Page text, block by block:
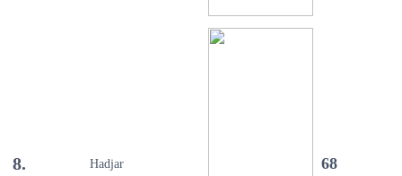
8. Hadjar 68